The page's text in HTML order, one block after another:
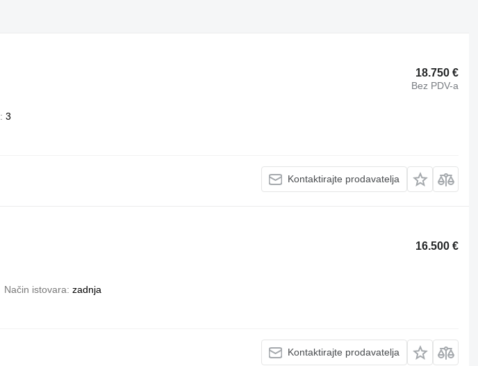
18.750 €
Bez PDV-a
3
Kontaktirajte prodavatelja
16.500 €
Način istovara zadnja
Kontaktirajte prodavatelja